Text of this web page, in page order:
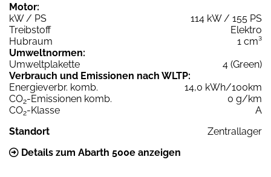
Motor:
kW / PS
114 kW / 155 PS
Treibstoff
Elektro
Hubraum
1 cm³
Umweltnormen:
Umweltplakette
4 (Green)
Verbrauch und Emissionen nach WLTP:
Energieverbr. komb.
14,0 kWh/100km
CO2-Emissionen komb.
0 g/km
CO2-Klasse
A
Standort
Zentrallager
Details zum Abarth 500e anzeigen